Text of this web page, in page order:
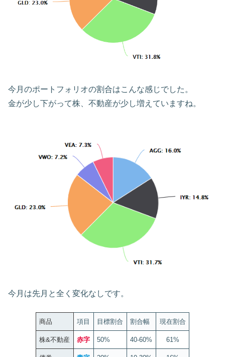
今月のポートフォリオの割合はこんな感じでした。
金が少し下がって株、不動産が少し増えていますね。
今月は先月と全く変化なしです。
商品 項目 目標割合 割合幅 現在割合
株&不動産 赤字 50% 40-60% 61%